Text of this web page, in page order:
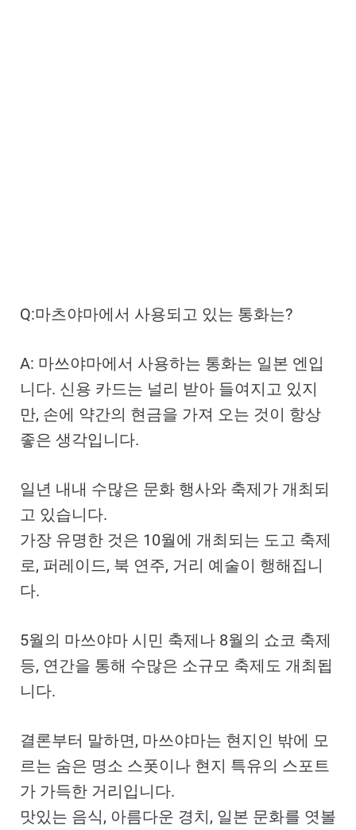
Q:마츠야마에서 사용되고 있는 통화는?
A: 마쓰야마에서 사용하는 통화는 일본 엔입
니다. 신용 카드는 널리 받아 들여지고 있지
만, 손에 약간의 현금을 가져 오는 것이 항상
좋은 생각입니다.
일년 내내 수많은 문화 행사와 축제가 개최되
고 있습니다.
가장 유명한 것은 10월에 개최되는 도고 축제
로, 퍼레이드, 북 연주, 거리 예술이 행해집니
다.
5월의 마쓰야마 시민 축제나 8월의 쇼코 축제
등, 연간을 통해 수많은 소규모 축제도 개최됩
니다.
결론부터 말하면, 마쓰야마는 현지인 밖에 모
르는 숨은 명소 스폿이나 현지 특유의 스포트
가 가득한 거리입니다.
맛있는 음식, 아름다운 경치, 일본 문화를 엿볼